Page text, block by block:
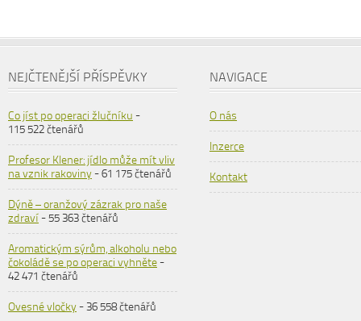
NEJČTENĚJŠÍ PŘÍSPĚVKY
Co jíst po operaci žlučníku -
115 522 čtenářů
Profesor Klener: jídlo může mít vliv
na vznik rakoviny- 61 175 čtenářů
Dýně – oranžový zázrak pro naše
zdraví- 55 363 čtenářů
Aromatickým sýrům, alkoholu nebo
čokoládě se po operaci vyhněte-
42 471 čtenářů
Ovesné vločky- 36 558 čtenářů
NAVIGACE
O nás
Inzerce
Kontakt